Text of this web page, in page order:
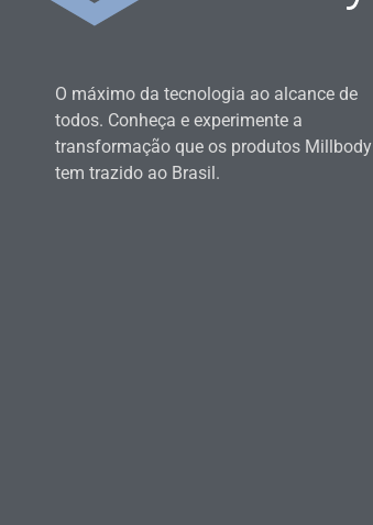
O máximo da tecnologia ao alcance de
todos. Conheça e experimente a
transformação que os produtos Millbody
tem trazido ao Brasil.